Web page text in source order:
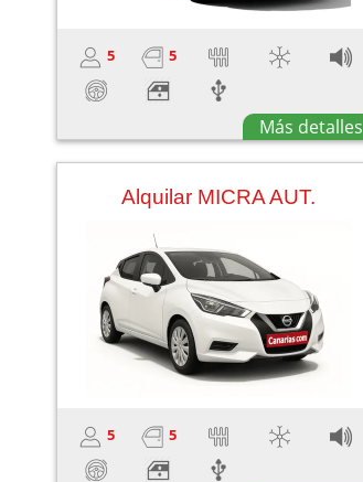
5 5
Más detalles
Alquilar MICRA AUT.
5 5